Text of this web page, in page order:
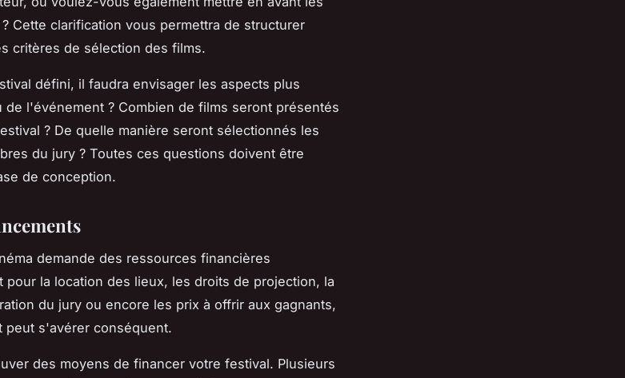
Cette clarification vous permettra de structurer
critères de sélection des films.
défini, il faudra envisager les aspects plus
de l'événement ? Combien de films seront présentés
? De quelle manière seront sélectionnés les
du jury ? Toutes ces questions doivent être
de conception.
demande des ressources financières
pour la location des lieux, les droits de projection, la
du jury ou encore les prix à offrir aux gagnants,
s'avérer conséquent.
des moyens de financer votre festival. Plusieurs